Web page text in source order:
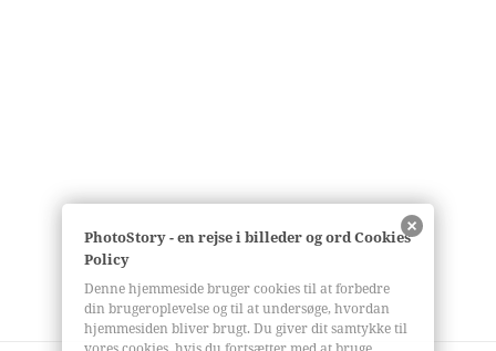
PhotoStory - en rejse i billeder og ord Cookies
Policy
Denne hjemmeside bruger cookies til at forbedre
din brugeroplevelse og til at undersøge, hvordan
hjemmesiden bliver brugt. Du giver dit samtykke til